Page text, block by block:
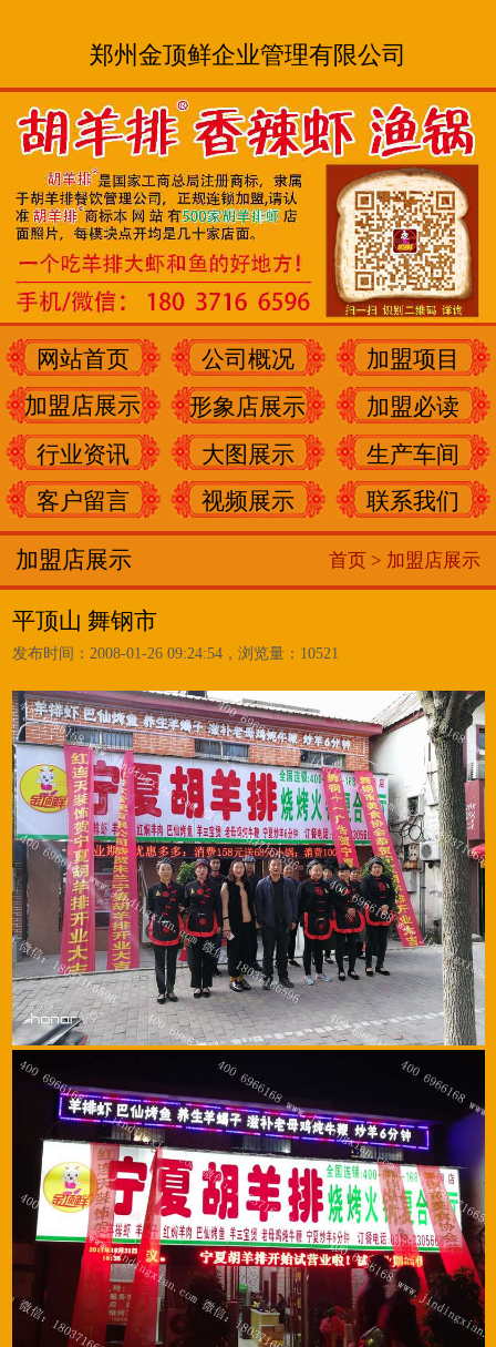
郑州金顶鲜企业管理有限公司
网站首页 公司概况
加盟项目
加盟店展示
形象店展示
加盟必读
行业资讯
大图展示
生产车间
客户留言
视频展示 联系我们
加盟店展示 加盟店展示
首页 >
平顶山 舞钢市
发布时间：2008-01-26 09:24:54，浏览量：10521